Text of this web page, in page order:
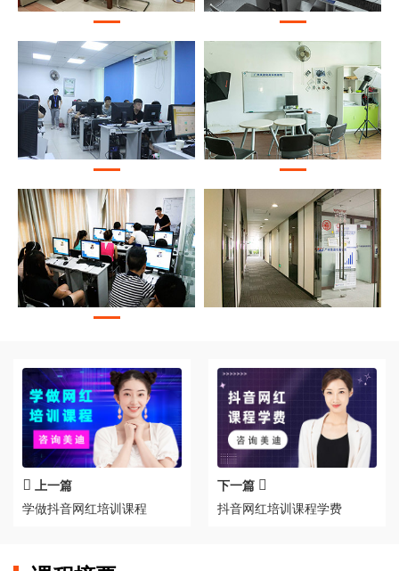
上一篇
学做抖音网红培训课程
下一篇
抖音网红培训课程学费